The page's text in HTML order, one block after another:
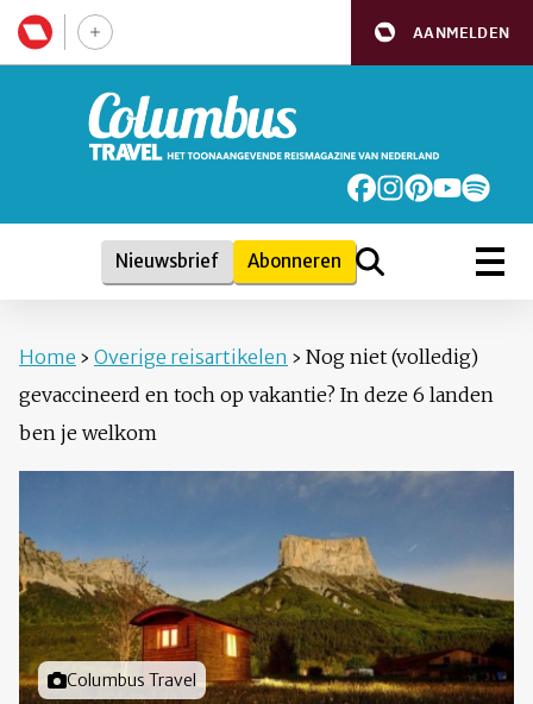
AANMELDEN
Nieuwsbrief Abonneren
Home › Overige reisartikelen › Nog niet (volledig)
gevaccineerd en toch op vakantie? In deze 6 landen
ben je welkom
Foto door
Columbus Travel